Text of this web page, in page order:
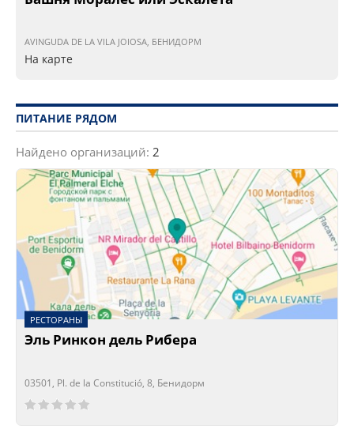
AVINGUDA DE LA VILA JOIOSA, БЕНИДОРМ
На карте
ПИТАНИЕ РЯДОМ
Найдено организаций: 2
РЕСТОРАНЫ
Эль Ринкон дель Рибера
03501, Pl. de la Constitució, 8, Бенидорм
Сейчас открыто!
Сейчас закрыто!